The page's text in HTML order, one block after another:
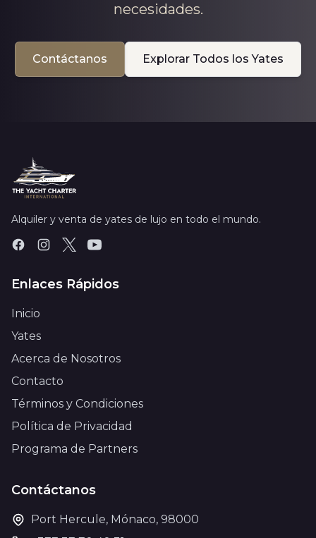
necesidades.
Contáctanos Explorar Todos los Yates
Alquiler y venta de yates de lujo en todo el mundo.
Enlaces Rápidos
Inicio
Yates
Acerca de Nosotros
Contacto
Términos y Condiciones
Política de Privacidad
Programa de Partners
Contáctanos
Port Hercule, Mónaco, 98000